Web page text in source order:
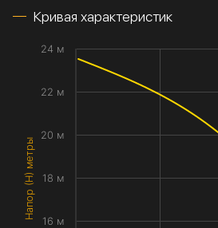
Кривая характеристик
Напор (H) метры
16 м
18 м
20 м
22 м
24 м